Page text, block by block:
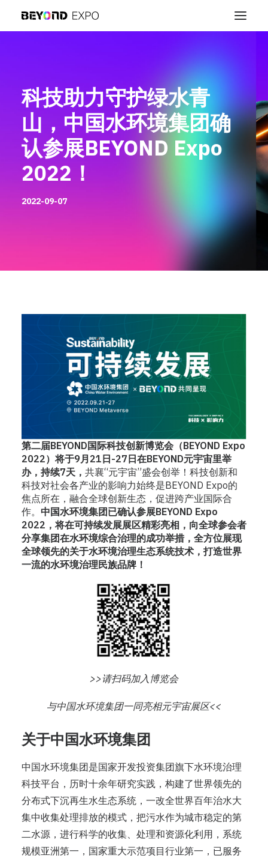
科技助力守护绿水青
山，中国水环境集团确
认参展BEYOND Expo
2022！
2022-09-07
第二届BEYOND国际科技创新博览会（BEYOND Expo
2022）将于9月21日-27日在BEYOND元宇宙里举
办，持续7天， 共襄“元宇宙”盛会创举！科技创新和
科技对社会各产业的影响力始终是BEYOND Expo的
焦点所在，融合全球创新生态，促进跨产业国际合
作。 中国水环境集团已确认参展BEYOND Expo
2022，将在可持续发展展区精彩亮相，向全球参会者
分享集团在水环境综合治理的成功举措，全方位展现
全球领先的关于水环境治理生态系统技术，打造世界
一流的水环境治理民族品牌！
>>请扫码加入博览会
与中国水环境集团一同亮相元宇宙展区<<
关于中国水环境集团
中国水环境集团是国家开发投资集团旗下水环境治理
科技平台，历时十余年研究实践，构建了世界领先的
分布式下沉再生水生态系统，一改全世界百年治水大
集中收集处理排放的模式，把污水作为城市稳定的第
二水源，进行科学的收集、处理和资源化利用，系统
规模亚洲第一，国家重大示范项目行业第一，已服务